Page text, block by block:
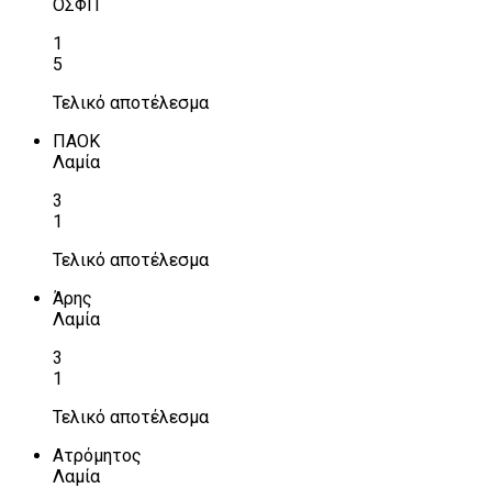
ΟΣΦΠ
1
5
Τελικό αποτέλεσμα
ΠΑΟΚ
Λαμία
3
1
Τελικό αποτέλεσμα
Άρης
Λαμία
3
1
Τελικό αποτέλεσμα
Ατρόμητος
Λαμία